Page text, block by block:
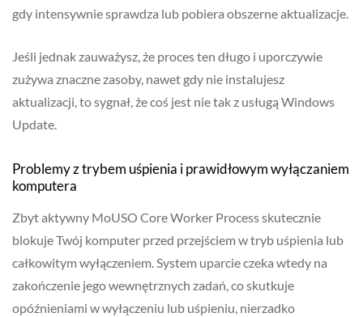
gdy intensywnie sprawdza lub pobiera obszerne aktualizacje.
Jeśli jednak zauważysz, że proces ten długo i uporczywie
zużywa znaczne zasoby, nawet gdy nie instalujesz
aktualizacji, to sygnał, że coś jest nie tak z usługą Windows
Update.
Problemy z trybem uśpienia i prawidłowym wyłączaniem
komputera
Zbyt aktywny MoUSO Core Worker Process skutecznie
blokuje Twój komputer przed przejściem w tryb uśpienia lub
całkowitym wyłączeniem. System uparcie czeka wtedy na
zakończenie jego wewnętrznych zadań, co skutkuje
opóźnieniami w wyłączeniu lub uśpieniu, nierzadko